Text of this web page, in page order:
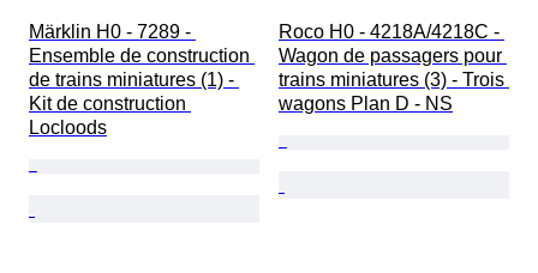
Märklin H0 - 7289 -
Ensemble de construction
de trains miniatures (1) -
Kit de construction
Locloods
Roco H0 - 4218A/4218C -
Wagon de passagers pour
trains miniatures (3) - Trois
wagons Plan D - NS